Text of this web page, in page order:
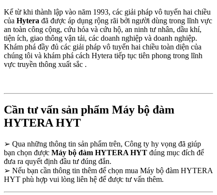
Kể từ khi thành lập vào năm 1993, các giải pháp vô tuyến hai chiều
của Hytera đã được áp dụng rộng rãi bởi người dùng trong lĩnh vực
an toàn công cộng, cứu hỏa và cứu hộ, an ninh tư nhân, dầu khí,
tiện ích, giao thông vận tải, các doanh nghiệp và doanh nghiệp.
Khám phá đầy đủ các giải pháp vô tuyến hai chiều toàn diện của
chúng tôi và khám phá cách Hytera tiếp tục tiên phong trong lĩnh
vực truyền thông xuất sắc .
Cần tư vấn sản phẩm Máy bộ đàm
HYTERA HYT
➢ Qua những thông tin sản phẩm trên, Công ty hy vọng đã giúp
bạn chọn được Máy bộ đàm HYTERA HYT đúng mục đích để
đưa ra quyết định đầu tư đúng đắn.
➢ Nếu bạn cần thông tin thêm để chọn mua Máy bộ đàm HYTERA
HYT phù hợp vui lòng liên hệ để được tư vấn thêm.